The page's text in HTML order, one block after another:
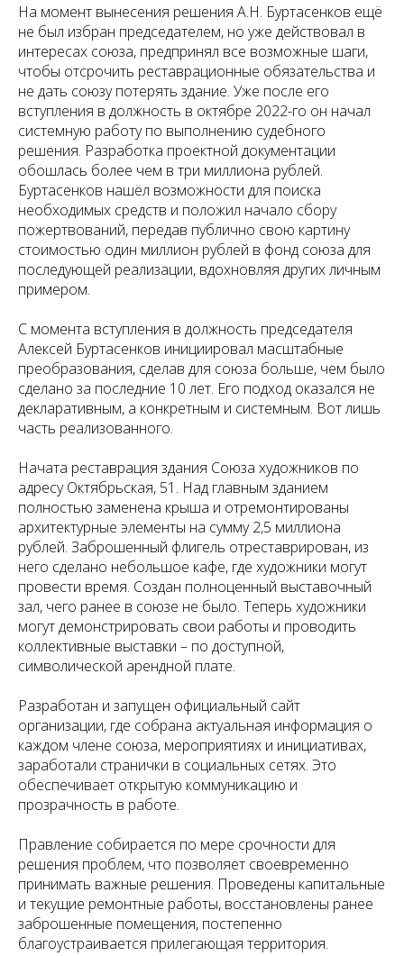
На момент вынесения решения А.Н. Буртасенков ещё
не был избран председателем, но уже действовал в
интересах союза, предпринял все возможные шаги,
чтобы отсрочить реставрационные обязательства и
не дать союзу потерять здание. Уже после его
вступления в должность в октябре 2022-го он начал
системную работу по выполнению судебного
решения. Разработка проектной документации
обошлась более чем в три миллиона рублей.
Буртасенков нашёл возможности для поиска
необходимых средств и положил начало сбору
пожертвований, передав публично свою картину
стоимостью один миллион рублей в фонд союза для
последующей реализации, вдохновляя других личным
примером.
С момента вступления в должность председателя
Алексей Буртасенков инициировал масштабные
преобразования, сделав для союза больше, чем было
сделано за последние 10 лет. Его подход оказался не
декларативным, а конкретным и системным. Вот лишь
часть реализованного.
Начата реставрация здания Союза художников по
адресу Октябрьская, 51. Над главным зданием
полностью заменена крыша и отремонтированы
архитектурные элементы на сумму 2,5 миллиона
рублей. Заброшенный флигель отреставрирован, из
него сделано небольшое кафе, где художники могут
провести время. Создан полноценный выставочный
зал, чего ранее в союзе не было. Теперь художники
могут демонстрировать свои работы и проводить
коллективные выставки – по доступной,
символической арендной плате.
Разработан и запущен официальный сайт
организации, где собрана актуальная информация о
каждом члене союза, мероприятиях и инициативах,
заработали странички в социальных сетях. Это
обеспечивает открытую коммуникацию и
прозрачность в работе.
Правление собирается по мере срочности для
решения проблем, что позволяет своевременно
принимать важные решения. Проведены капитальные
и текущие ремонтные работы, восстановлены ранее
заброшенные помещения, постепенно
благоустраивается прилегающая территория.